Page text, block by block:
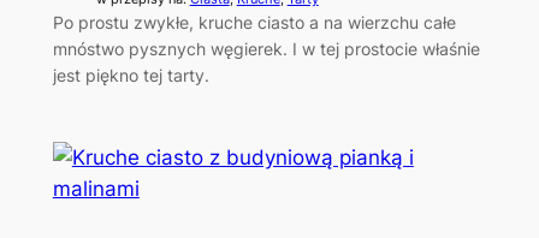
Po prostu zwykłe, kruche ciasto a na wierzchu całe
mnóstwo pysznych węgierek. I w tej prostocie właśnie
jest piękno tej tarty.